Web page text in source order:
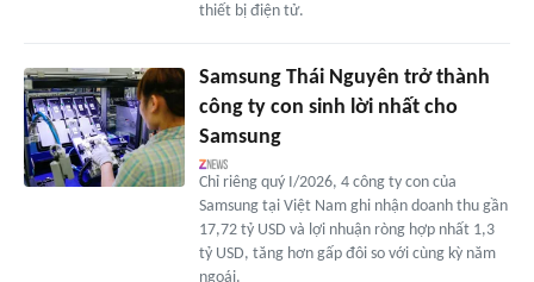
thiết bị điện tử.
Samsung Thái Nguyên trở thành
công ty con sinh lời nhất cho
Samsung
Chỉ riêng quý I/2026, 4 công ty con của
Samsung tại Việt Nam ghi nhận doanh thu gần
17,72 tỷ USD và lợi nhuận ròng hợp nhất 1,3
tỷ USD, tăng hơn gấp đôi so với cùng kỳ năm
ngoái.